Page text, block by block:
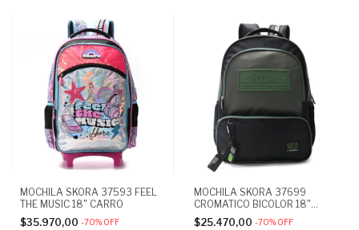
MOCHILA SKORA 37593 FEEL
THE MUSIC 18" CARRO
$35.970,00 -70% OFF
MOCHILA SKORA 37699
CROMATICO BICOLOR 18"
MILITAR
$25.470,00 -70% OFF